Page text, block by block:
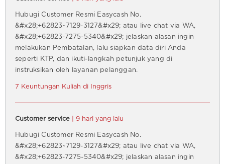
Hubugi Customer Resmi Easycash No.
&#x28;+62823~7129-3127&#x29; atau live chat via WA,
&#x28;+62823-7275-5340&#x29; jelaskan alasan ingin
melakukan Pembatalan, lalu siapkan data diri Anda
seperti KTP, dan ikuti-langkah petunjuk yang di
instruksikan oleh layanan pelanggan.
7 Keuntungan Kuliah di Inggris
Customer service | 9 hari yang lalu
Hubugi Customer Resmi Easycash No.
&#x28;+62823~7129-3127&#x29; atau live chat via WA,
&#x28;+62823-7275-5340&#x29; jelaskan alasan ingin